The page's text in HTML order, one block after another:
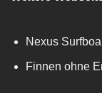
Nexus
Finnen ohne